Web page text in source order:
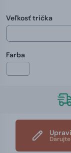
Veľkosť trička
Farba